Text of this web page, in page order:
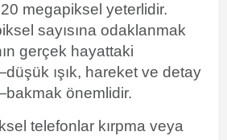
megapiksel yeterlidir.
sayısına odaklanmak
gerçek hayattaki
ışık, hareket ve detay
önemlidir.
telefonlar kırpma veya